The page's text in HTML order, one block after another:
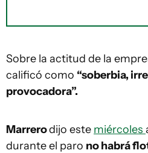
Sobre la actitud de la
calificó como “soberbia,
provocadora”.
Marrerodijo este miércoles
durante el paro no habrá